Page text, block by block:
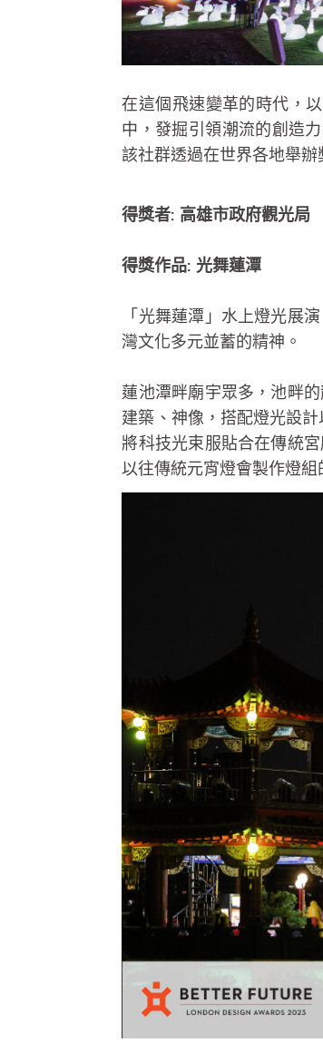
在這個飛速變革的時代，
中，發掘引領潮流的創造力
該社群透過在世界各地舉
得獎者: 高雄市政府觀光局
得獎作品: 光舞蓮潭
「光舞蓮潭」水上燈光展
灣文化多元並蓄的精神。
蓮池潭畔廟宇眾多，池畔
建築、神像，搭配燈光設
將科技光束服貼合在傳統
以往傳統元宵燈會製作燈